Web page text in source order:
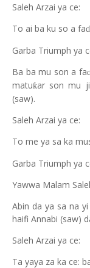
Saleh Arzai ya ce:
To ai ba ku so a faɗ
Garba Triumph ya
Ba ba mu son a fa
matuƙar son mu
(saw).
Saleh Arzai ya ce:
To me ya sa ka
Garba Triumph ya
Yawwa Malam
Abin da ya sa na
haifi Annabi (saw)
Saleh Arzai ya ce:
Ta yaya za ka ce: